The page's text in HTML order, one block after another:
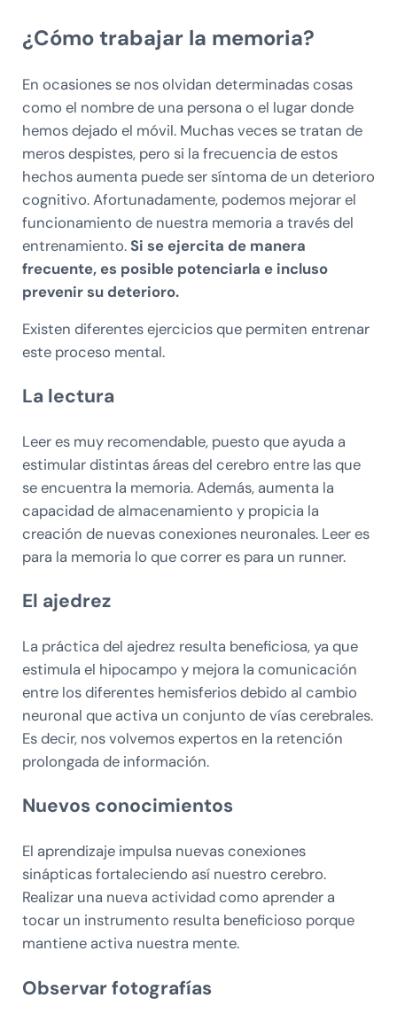
¿Cómo trabajar la memoria?
En ocasiones se nos olvidan determinadas cosas
como el nombre de una persona o el lugar donde
hemos dejado el móvil. Muchas veces se tratan de
meros despistes, pero si la frecuencia de estos
hechos aumenta puede ser síntoma de un deterioro
cognitivo. Afortunadamente, podemos mejorar el
funcionamiento de nuestra memoria a través del
entrenamiento. Si se ejercita de manera
frecuente, es posible potenciarla e incluso
prevenir su deterioro.
Existen diferentes ejercicios que permiten entrenar
este proceso mental.
La lectura
Leer es muy recomendable, puesto que ayuda a
estimular distintas áreas del cerebro entre las que
se encuentra la memoria. Además, aumenta la
capacidad de almacenamiento y propicia la
creación de nuevas conexiones neuronales. Leer es
para la memoria lo que correr es para un runner.
El ajedrez
La práctica del ajedrez resulta beneficiosa, ya que
estimula el hipocampo y mejora la comunicación
entre los diferentes hemisferios debido al cambio
neuronal que activa un conjunto de vías cerebrales.
Es decir, nos volvemos expertos en la retención
prolongada de información.
Nuevos conocimientos
El aprendizaje impulsa nuevas conexiones
sinápticas fortaleciendo así nuestro cerebro.
Realizar una nueva actividad como aprender a
tocar un instrumento resulta beneficioso porque
mantiene activa nuestra mente.
Observar fotografías